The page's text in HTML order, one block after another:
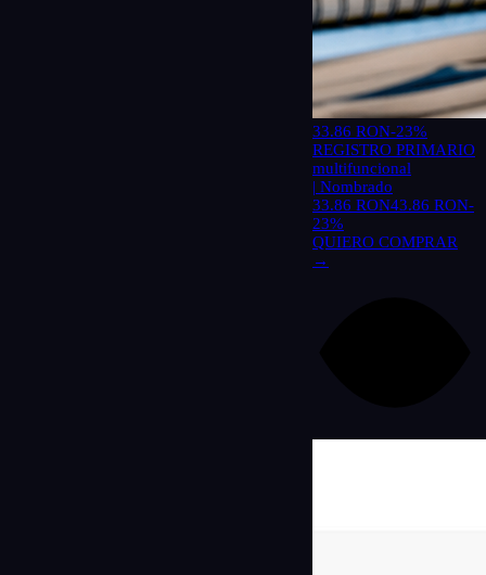
33.86 RON-23%
REGISTRO PRIMARIO
multifuncional
| Nombrado
33.86 RON43.86 RON-
23%
QUIERO COMPRAR
→